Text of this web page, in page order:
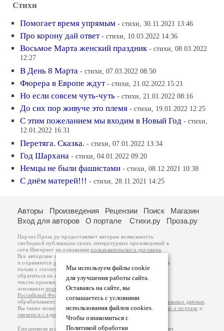
Стихи
Помогает время упрямым - стихи, 30.11.2021 13:46
Про корону дай ответ - стихи, 10.03.2022 14:36
Восьмое Марта женский праздник - стихи, 08.03.2022
12:27
В День 8 Марта - стихи, 07.03.2022 08:50
Фюрера в Европе ждут - стихи, 21.02.2022 15:21
Но если совсем чуть-чуть - стихи, 21.01.2022 08:16
До сих пор живуче это племя - стихи, 19.01.2022 12:25
С этим пожеланием мы входим в Новый Год - стихи,
12.01.2022 16:31
Перетяга. Сказка. - стихи, 07.01.2022 13:34
Год Шархана - стихи, 04.01.2022 09:20
Немцы не были фашистами - стихи, 08.12.2021 10:38
С днём матерей!!! - стихи, 28.11.2021 14:25
Мы используем файлы cookie
для улучшения работы сайта.
Оставаясь на сайте, вы
соглашаетесь с условиями
использования файлов cookies.
Чтобы ознакомиться с
Политикой обработки
Авторы Произведения Рецензии Поиск
Магазин
Вход для авторов
О портале Стихи.ру Проза.ру
Портал Проза.ру предоставляет авторам возможность
свободной публикации своих литературных произведений в
сети Интернет на основаниипользовательского договора
Все авторские права на произведения принадлежат авторам
и охраняются законом
. Перепечатка произведений возможна
только с согласия его автора, к которому вы можете
обратиться на его авторской странице. Ответственность за
тексты произведений авторы несут самостоятельно на
основанииправил публикацииизаконодательства
Российской Федерации
обрабатываются на основанииПолитики обработки персональных данных
Вы также можете посмотреть более подробнуюинформацию о портале и
связаться с администрацией
Ежедневная аудитория портала Проза.ру – порядка 100 тысяч